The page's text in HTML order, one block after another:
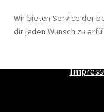
Wir bieten Service der
dir jeden Wunsch zu